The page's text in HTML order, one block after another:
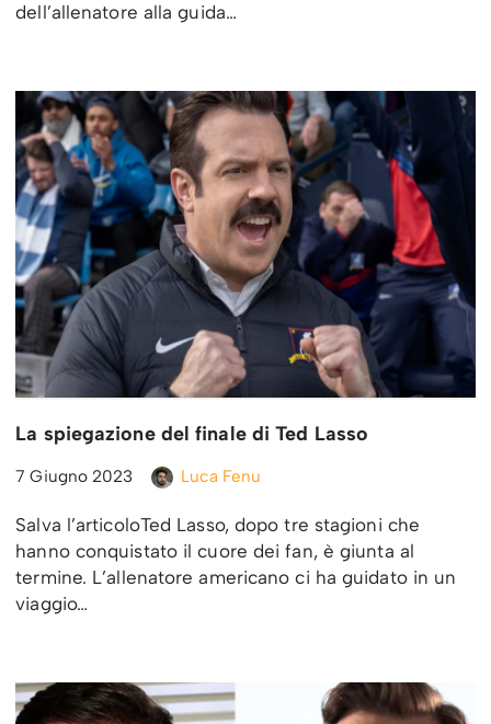
dell’allenatore alla guida…
La spiegazione del finale di Ted Lasso
7 Giugno 2023 Luca Fenu
Salva l’articoloTed Lasso, dopo tre stagioni che
hanno conquistato il cuore dei fan, è giunta al
termine. L’allenatore americano ci ha guidato in un
viaggio…